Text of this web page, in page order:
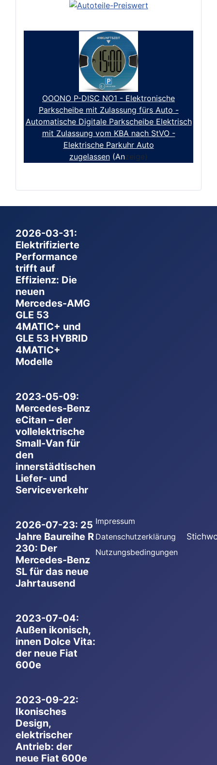
OOONO P-DISC NO1 - Elektronische
Parkscheibe mit Zulassung fürs Auto -
Automatische Digitale Parkscheibe Elektrisch
mit Zulassung vom KBA nach StVO -
Elektrische Parkuhr Auto
zugelassen (Anzeige)
2026-03-31:
Elektrifizierte
Performance
trifft auf
Effizienz: Die
neuen
Mercedes-AMG
GLE 53
4MATIC+ und
GLE 53 HYBRID
4MATIC+
Modelle
2023-05-09:
Mercedes-Benz
eCitan – der
vollelektrische
Small-Van für
den
innerstädtischen
Liefer- und
Serviceverkehr
2026-07-23: 25
Jahre Baureihe R
230: Der
Mercedes-Benz
SL für das neue
Jahrtausend
2023-07-04:
Außen ikonisch,
innen Dolce Vita:
der neue Fiat
600e
2023-09-22:
Ikonisches
Design,
elektrischer
Antrieb: der
neue Fiat 600e
Impressum
Datenschutzerklärung
Nutzungsbedingungen